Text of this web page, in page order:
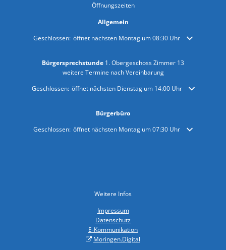
Öffnungszeiten
Allgemein
Klicken, um weitere Öffnungs- oder Schließzeiten auszublenden
Geschlossen: öffnet nächsten Montag um 08:30 Uhr
Bürgersprechstunde 1. Obergeschoss Zimmer 13
weitere Termine nach Vereinbarung
Klicken, um weitere Öffnungs- oder Schließzeiten auszublenden
Geschlossen: öffnet nächsten Dienstag um 14:00 Uhr
Bürgerbüro
Klicken, um weitere Öffnungs- oder Schließzeiten auszublenden
Geschlossen: öffnet nächsten Montag um 07:30 Uhr
Weitere Infos
Impressum
Datenschutz
E-Kommunikation
Moringen.Digital